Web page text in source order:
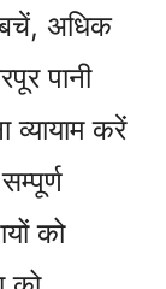
अधिक
पानी
व्यायाम करें
को